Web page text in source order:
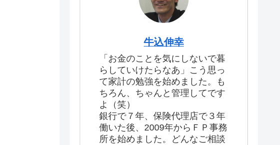
牛込伸幸
「お金のことを気にしないで暮
らしていけたらなあ」こう思っ
て家計の勉強を始めました。も
ちろん、ちゃんと管理してです
よ（笑）
銀行で７年、保険代理店で３年
働いた後、2009年からＦＰ事務
所を始めました。どんなご相談